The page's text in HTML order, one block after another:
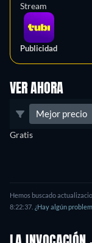
Stream
Publicidad
VER AHORA
Mejor precio
Gratis
Hemos buscado
8:22:37. ¿Hay algún